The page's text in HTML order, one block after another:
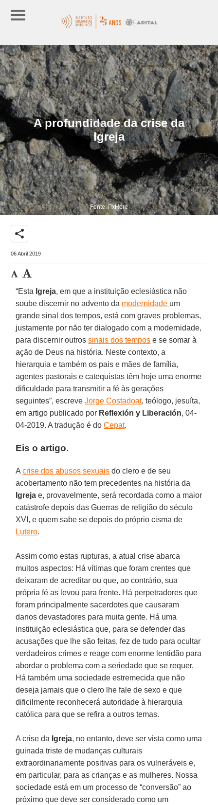
A profundidade da crise da
Igreja
Fonte: PxHere
share
06 Abril 2019
“Esta Igreja, em que a instituição eclesiástica não
soube discernir no advento da modernidade um
grande sinal dos tempos, está com graves problemas,
justamente por não ter dialogado com a modernidade,
para discernir outrossinais dos tempos e se somar à
ação de Deus na história. Neste contexto, a
hierarquia e também os pais e mães de família,
agentes pastorais e catequistas têm hoje uma enorme
dificuldade para transmitir a fé às gerações
seguintes”, escreveJorge Costadoat, teólogo, jesuíta,
em artigo publicado por Reflexión y Liberación, 04-
04-2019. A tradução é doCepat.
Eis o artigo.
Acrise dos abusos sexuais do clero e de seu
acobertamento não tem precedentes na história da
Igreja e, provavelmente, será recordada como a maior
catástrofe depois das Guerras de religião do século
XVI, e quem sabe se depois do próprio cisma de
Lutero.
Assim como estas rupturas, a atual crise abarca
muitos aspectos: Há vítimas que foram crentes que
deixaram de acreditar ou que, ao contrário, sua
própria fé as levou para frente. Há perpetradores que
foram principalmente sacerdotes que causaram
danos devastadores para muita gente. Há uma
instituição eclesiástica que, para se defender das
acusações que lhe são feitas, fez de tudo para ocultar
verdadeiros crimes e reage com enorme lentidão para
abordar o problema com a seriedade que se requer.
Há também uma sociedade estremecida que não
deseja jamais que o clero lhe fale de sexo e que
dificilmente reconhecerá autoridade à hierarquia
católica para que se refira a outros temas.
A crise da Igreja, no entanto, deve ser vista como uma
guinada triste de mudanças culturais
extraordinariamente positivas para os vulneráveis e,
em particular, para as crianças e as mulheres. Nossa
sociedade está em um processo de “conversão” ao
próximo que deve ser considerado como um